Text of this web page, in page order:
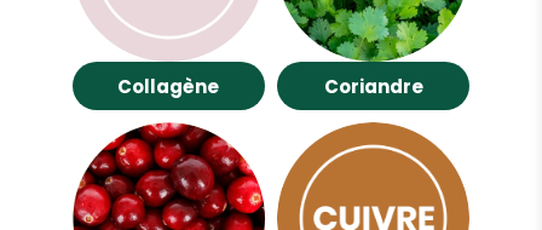
Collagène Coriandre